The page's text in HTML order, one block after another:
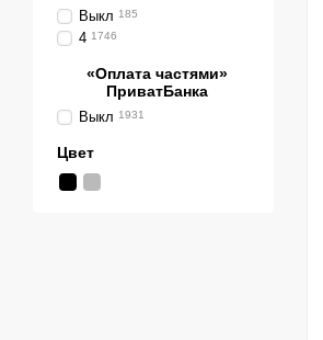
Выкл 185
4 1746
«Оплата частями»
ПриватБанка
Выкл 1931
Цвет